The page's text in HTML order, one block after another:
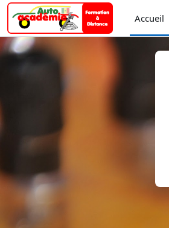
Passer au contenu principal
Accueil